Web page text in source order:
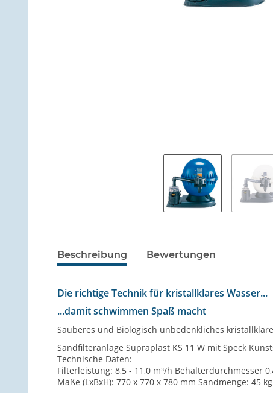
Beschreibung Bewertungen
Die richtige Technik für kristallklares Wasser...
...damit schwimmen Spaß macht
Sauberes und Biologisch unbedenkliches
Sandfilteranlage Supraplast KS 11 W mit Speck
Technische Daten:
Filterleistung: 8,5 - 11,0 m³/h Behälterdurchmesser
Maße (LxBxH): 770 x 770 x 780 mm Sandmenge: 45